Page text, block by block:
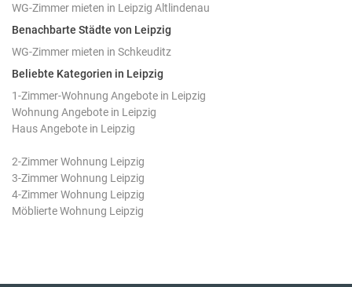
WG-Zimmer mieten in Leipzig Altlindenau
Benachbarte Städte von Leipzig
WG-Zimmer mieten in Schkeuditz
Beliebte Kategorien in Leipzig
1-Zimmer-Wohnung Angebote in Leipzig
Wohnung Angebote in Leipzig
Haus Angebote in Leipzig
2-Zimmer Wohnung Leipzig
3-Zimmer Wohnung Leipzig
4-Zimmer Wohnung Leipzig
Möblierte Wohnung Leipzig